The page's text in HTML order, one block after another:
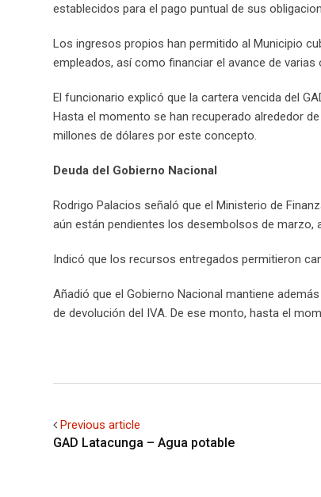
establecidos para el pago puntual de sus
Los ingresos propios han permitido al Municipio
empleados, así como financiar el avance de
El funcionario explicó que la cartera vencida del
Hasta el momento se han recuperado alrededor
millones de dólares por este concepto.
Deuda del Gobierno Nacional
Rodrigo Palacios señaló que el Ministerio de
aún están pendientes los desembolsos de marzo,
Indicó que los recursos entregados permitieron
Añadió que el Gobierno Nacional mantiene
de devolución del IVA. De ese monto, hasta el
Previous article
GAD Latacunga – Agua potable